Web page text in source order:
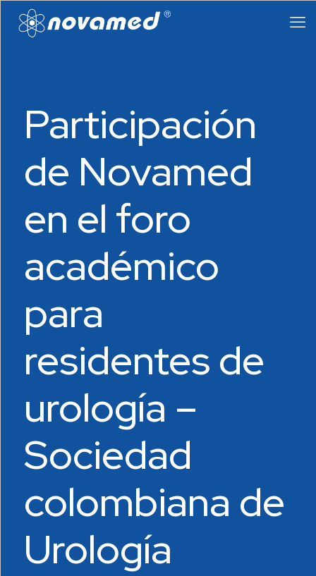
Participación
de Novamed
en el foro
académico
para
residentes de
urología –
Sociedad
colombiana de
Urología